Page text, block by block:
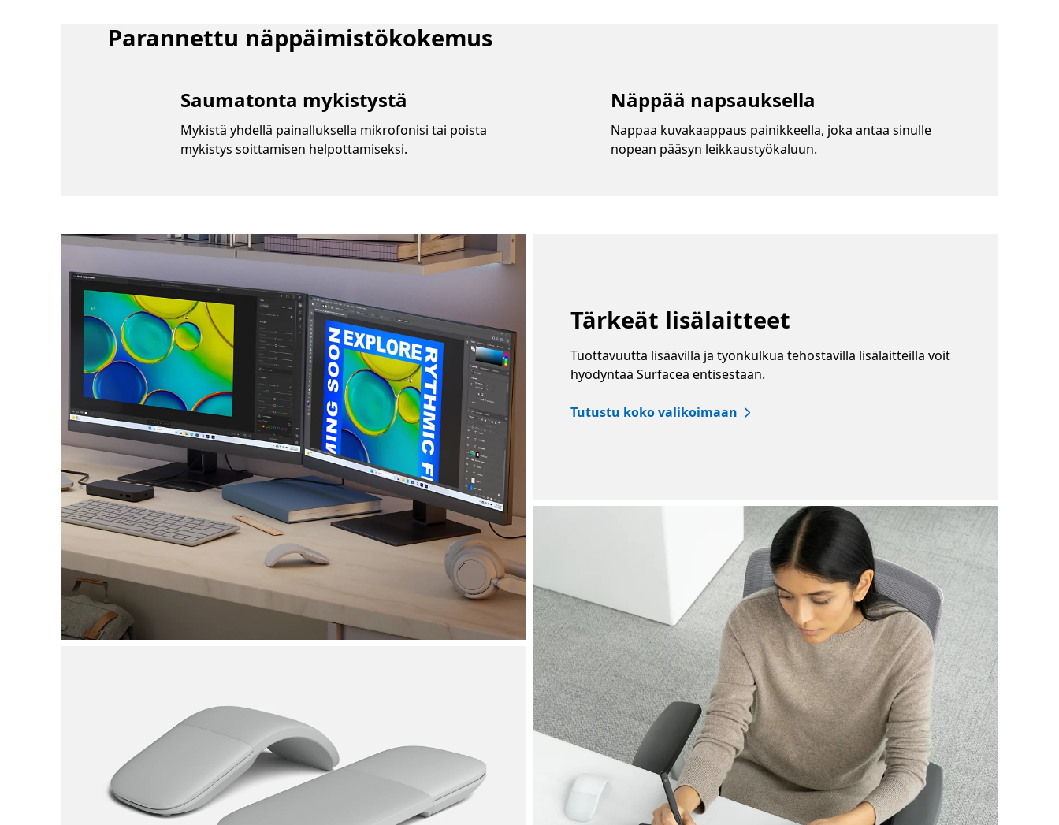
Parannettu näppäimistökokemus
Saumatonta mykistystä
Mykistä yhdellä painalluksella mikrofonisi tai poista
mykistys soittamisen helpottamiseksi.
Näppää napsauksella
Nappaa kuvakaappaus painikkeella, joka antaa sinulle
nopean pääsyn leikkaustyökaluun.
Tärkeät lisälaitteet
Tuottavuutta lisäävillä ja työnkulkua tehostavilla lisälaitteilla voit
hyödyntää Surfacea entisestään.
Tutustu koko valikoimaan